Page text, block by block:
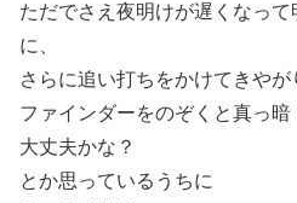
ただでさえ夜明けが遅くなっ
に、
さらに追い打ちをかけてきやが
ファインダーをのぞくと真っ暗
大丈夫かな？
とか思っているうちに